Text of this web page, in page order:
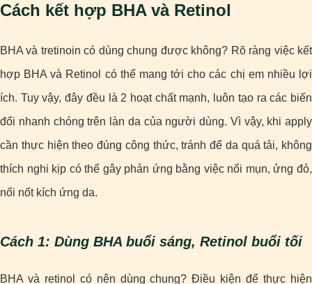
Cách kết hợp BHA và Retinol
BHA và tretinoin có dùng chung được không? Rõ ràng việc kết
hợp BHA và Retinol có thể mang tới cho các chị em nhiều lợi
ích. Tuy vậy, đây đều là 2 hoạt chất mạnh, luôn tạo ra các biến
đổi nhanh chóng trên làn da của người dùng. Vì vậy, khi apply
cần thực hiện theo đúng công thức, tránh để da quá tải, không
thích nghi kịp có thể gây phản ứng bằng việc nổi mụn, ửng đỏ,
nổi nốt kích ứng da.
Cách 1: Dùng BHA buổi sáng, Retinol buổi tối
BHA và retinol có nên dùng chung? Điều kiện để thực hiện